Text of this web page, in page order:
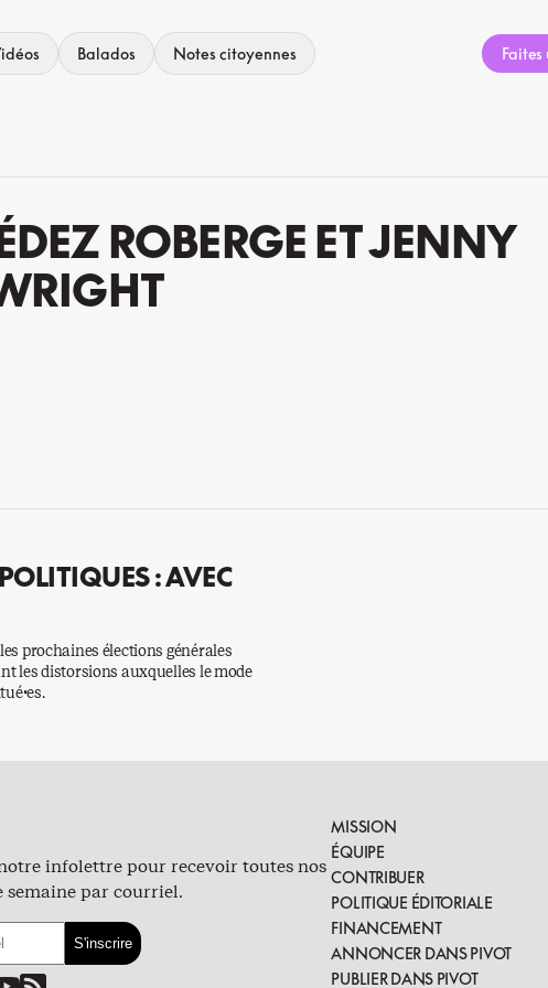
Balados Notes citoyennes Faites
ROBERGE ET JENNY
: AVEC
prochaines élections générales
les distorsions auxquelles le mode
infolettre pour recevoir toutes nos
semaine par courriel.
MISSION
ÉQUIPE
CONTRIBUER
POLITIQUE ÉDITORIALE
FINANCEMENT
ANNONCER DANS PIVOT
PUBLIER DANS PIVOT